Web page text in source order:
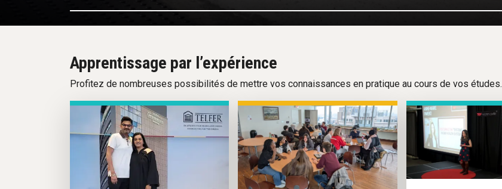
Apprentissage par l’expérience
Profitez de nombreuses possibilités de mettre vos connaissances en pratique au cours de vos études.